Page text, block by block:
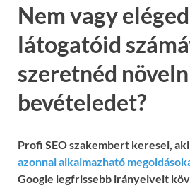
Nem vagy
látogatóid
szeretnéd
bevételedet?
Profi SEO szakembert keresel,
azonnal alkalmazható
Google legfrissebb irányelveit